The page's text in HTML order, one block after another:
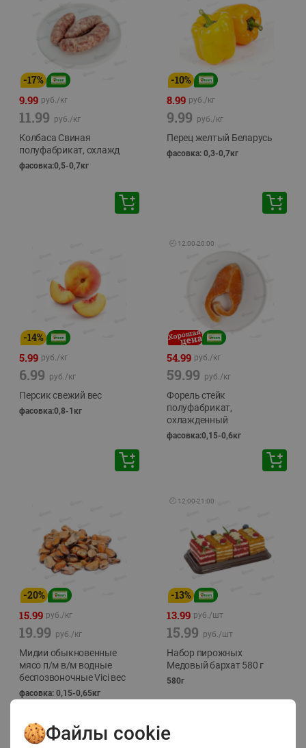
-17%
9.99 руб./кг
11.99 руб./кг
Колбаса Свиная
полуфабрикат, охлажд
фасовка:0,5-0,7кг
-10%
8.99 руб./кг
9.99 руб./кг
Перец желтый Беларусь
фасовка: 0,3-0,7кг
-14%
5.99 руб./кг
6.99 руб./кг
Персик свежий вес
фасовка:0,8-1кг
🕘 12:00-20:00
54.99 руб./кг
59.99 руб./кг
Форель стейк
полуфабрикат,
охлажденный
фасовка:0,15-0,6кг
-20%
15.99 руб./кг
19.99 руб./кг
Мидии обыкновенные
мясо п/м в/м водные
беспозвоночные Vici вес
фасовка: 0,15-0,65кг
🕘 12:00-21:00
-13%
13.99 руб./шт
15.99 руб./шт
Набор пирожных
Медовый бархат 580 г
580г
Файлы cookie